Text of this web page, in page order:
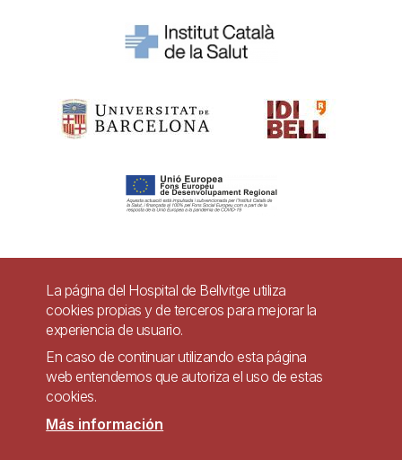
Pie
página
Contacto
Accesibilidad
Política de Privacidad de Sistemas de Videovigilancia
La página del Hospital de Bellvitge utiliza
cookies propias y de terceros para mejorar la
experiencia de usuario.
En caso de continuar utilizando esta página
web entendemos que autoriza el uso de estas
cookies.
Más información